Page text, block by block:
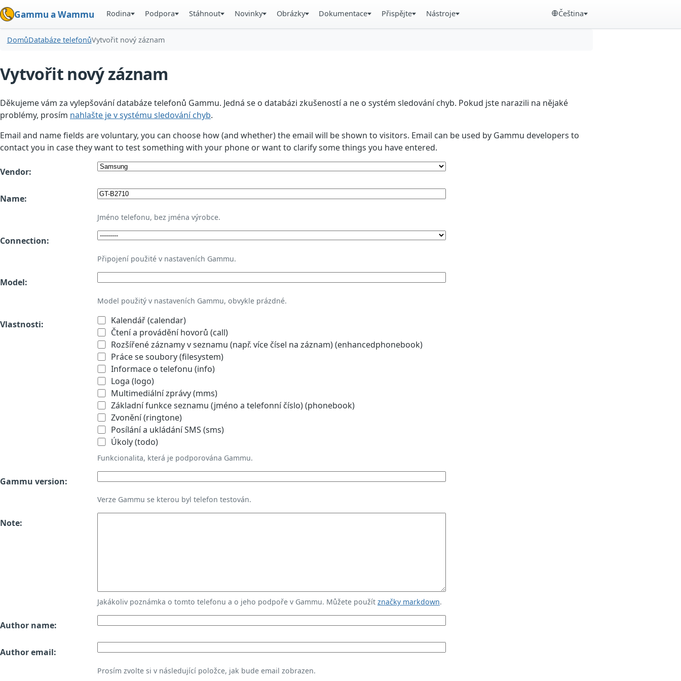
Gammu a Wammu Rodina Podpora Stáhnout Novinky Obrázky Dokumentace Přispějte Nástroje Čeština
DomůDatabáze telefonůVytvořit nový záznam
Vytvořit nový záznam
Děkujeme vám za vylepšování databáze telefonů Gammu. Jedná se o databázi zkušeností a ne o systém sledování chyb. Pokud jste narazili na nějaké
problémy, prosím nahlašte je v systému sledování chyb.
Email and name fields are voluntary, you can choose how (and whether) the email will be shown to visitors. Email can be used by Gammu developers to
contact you in case they want to test something with your phone or want to clarify some things you have entered.
Vendor:
Name:
Jméno telefonu, bez jména výrobce.
Connection:
Připojení použité v nastaveních Gammu.
Model:
Model použitý v nastaveních Gammu, obvykle prázdné.
Vlastnosti:
Kalendář (calendar)
Čtení a provádění hovorů (call)
Rozšířené záznamy v seznamu (např. více čísel na záznam) (enhancedphonebook)
Práce se soubory (filesystem)
Informace o telefonu (info)
Loga (logo)
Multimediální zprávy (mms)
Základní funkce seznamu (jméno a telefonní číslo) (phonebook)
Zvonění (ringtone)
Posílání a ukládání SMS (sms)
Úkoly (todo)
Funkcionalita, která je podporována Gammu.
Gammu version:
Verze Gammu se kterou byl telefon testován.
Note:
Jakákoliv poznámka o tomto telefonu a o jeho podpoře v Gammu. Můžete použít značky markdown.
Author name:
Author email:
Prosím zvolte si v následující položce, jak bude email zobrazen.